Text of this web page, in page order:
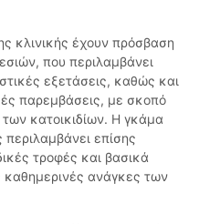
κλινικής έχουν πρόσβαση
που περιλαμβάνει
εξετάσεις, καθώς και
παρεμβάσεις, με σκοπό
κατοικιδίων. Η γκάμα
επίσης
τροφές και βασικά
ανάγκες των